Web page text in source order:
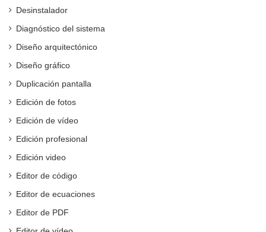
Desinstalador
Diagnóstico del sistema
Diseño arquitectónico
Diseño gráfico
Duplicación pantalla
Edición de fotos
Edición de vídeo
Edición profesional
Edición video
Editor de código
Editor de ecuaciones
Editor de PDF